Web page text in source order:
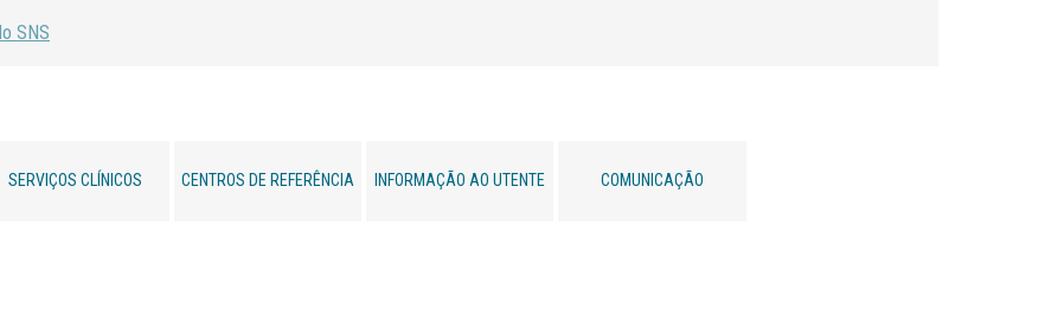
SERVIÇOS CLÍNICOS CENTROS DE REFERÊNCIA INFORMAÇÃO AO UTENTE COMUNICAÇÃO